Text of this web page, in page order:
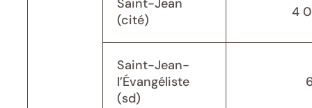
Saint-Jean
(cité)
4
Saint-Jean-
l’Évangéliste
(sd)